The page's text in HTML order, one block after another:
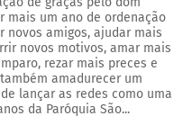
mais um ano de ordenação
novos amigos, ajudar mais
novos motivos, amar mais
rezar mais preces e
amadurecer um
lançar as redes como uma
da Paróquia São...